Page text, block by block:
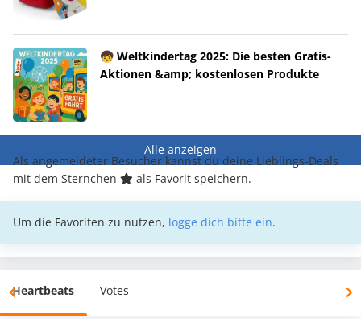
🧒 Weltkindertag 2025: Die besten Gratis-
Aktionen &amp; kostenlosen Produkte
Alle anzeigen
Als angemeldeter Besucher kannst du deine Lieblings-Deals
mit dem Sternchen
als Favorit speichern.
Um die Favoriten zu nutzen, logge dich bitte ein.
Heartbeats Votes